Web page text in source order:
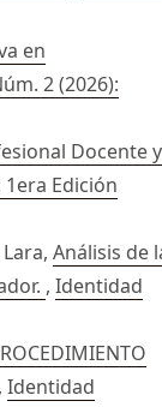
en
2 (2026):
Docente
Edición
Lara,Análisis de
,Identidad
,Identidad